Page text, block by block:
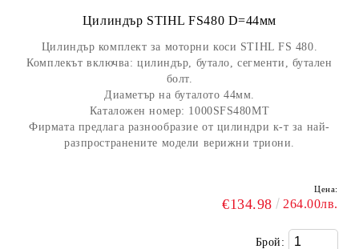
Цилиндър STIHL FS480 D=44мм
Цилиндър комплект за моторни коси STIHL FS 480.
Комплекът включва: цилиндър, бутало, сегменти, бутален
болт.
Диаметър на буталото 44мм.
Каталожен номер: 1000SFS480MT
Фирмата предлага разнообразие от цилиндри к-т за най-
разпространените модели верижни триони.
Цена:
€134.98 264.00лв.
Брой: